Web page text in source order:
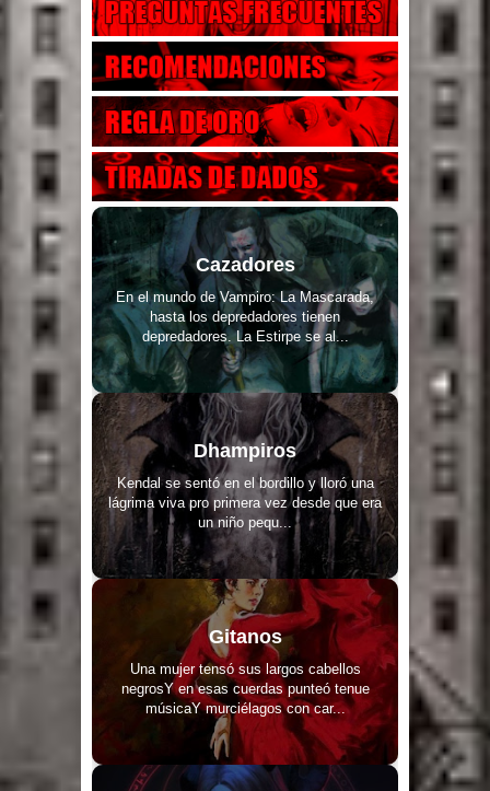
Cazadores
En el mundo de Vampiro: La Mascarada,
hasta los depredadores tienen
depredadores. La Estirpe se al...
Dhampiros
Kendal se sentó en el bordillo y lloró una
lágrima viva pro primera vez desde que era
un niño pequ...
Gitanos
Una mujer tensó sus largos cabellos
negrosY en esas cuerdas punteó tenue
músicaY murciélagos con car...